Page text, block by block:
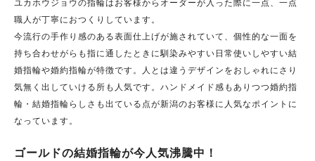
職人が丁寧におつくりしています。
今流行の手作り感のある表面仕上げが施されていて、個性的な一面を
持ち合わせがらも指に通したときに馴染みやすい日常使いしやすい結
婚指輪や婚約指輪が特徴です。人とは違うデザインをおしゃれにさり
気無く出していける所も人気です。ハンドメイド感もありつつ婚約指
輪・結婚指輪らしさも出ている点が新潟のお客様に人気なポイントに
なっています。
ゴールドの結婚指輪が今人気沸騰中！